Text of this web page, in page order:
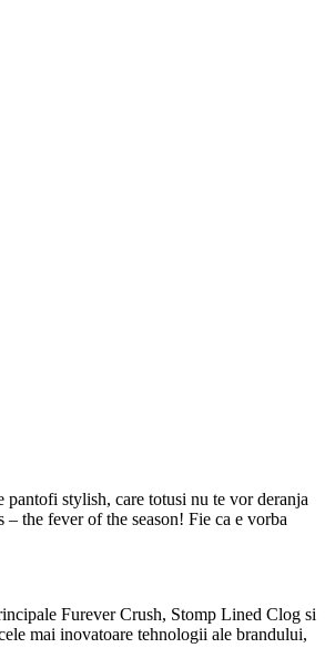
pantofi stylish, care totusi nu te vor deranja
the fever of the season! Fie ca e vorba
Furever Crush, Stomp Lined Clog si
mai inovatoare tehnologii ale brandului,